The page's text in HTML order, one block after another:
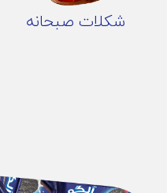
شکلات صبحانه